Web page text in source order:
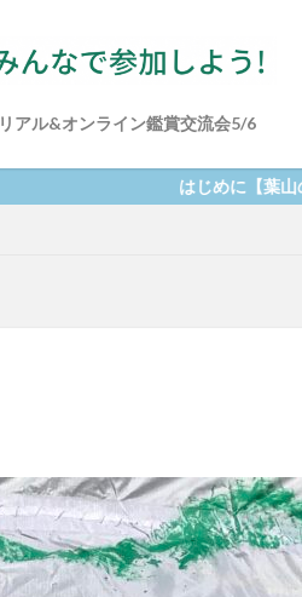
リアル&オンライン鑑賞交流会5/6
はじめに【葉山の海を知る】動